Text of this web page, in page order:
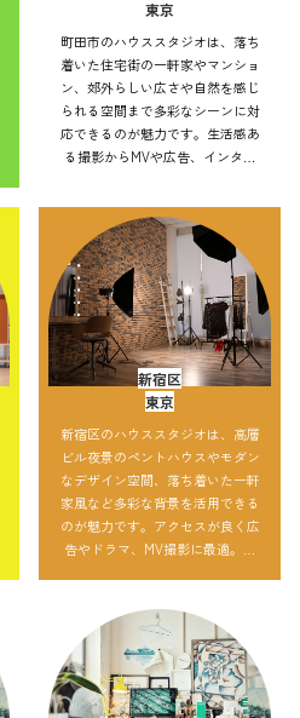
東京
町田市のハウススタジオは、落ち
着いた住宅街の一軒家やマンショ
ン、郊外らしい広さや自然を感じ
られる空間まで多彩なシーンに対
応できるのが魅力です。生活感あ
る撮影からMVや広告、インタビ
アクセス良好で効率的にバリエー
ション豊かな撮影を実現できま
す。
新宿区
東京
新宿区のハウススタジオは、高層
ビル夜景のペントハウスやモダン
なデザイン空間、落ち着いた一軒
家風など多彩な背景を活用できる
のが魅力です。アクセスが良く広
告やドラマ、MV撮影に最適。自
模撮影にも対応できます。